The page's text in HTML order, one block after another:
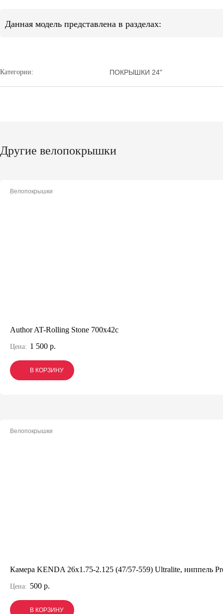
Данная модель представлена в разделах:
Категории: ПОКРЫШКИ 24"
Другие велопокрышки
Велопокрышки
Author AT-Rolling Stone 700x42c
Цена: 1 500 р.
В КОРЗИНУ
В КОРЗИНУ
В КОРЗИНУ
Велопокрышки
Камера KENDA 26x1.75-2.125 (47/57-559) Ultralite, ниппель
Цена: 500 р.
В КОРЗИНУ
В КОРЗИНУ
В КОРЗИНУ